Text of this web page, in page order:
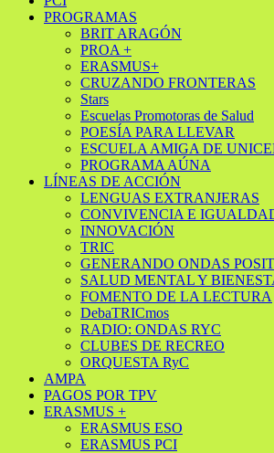
PROGRAMAS
BRIT ARAGÓN
PROA +
ERASMUS+
CRUZANDO FRONTERAS
Stars
Escuelas Promotoras de Salud
POESÍA PARA LLEVAR
ESCUELA AMIGA DE
PROGRAMA AÚNA
LÍNEAS DE ACCIÓN
LENGUAS EXTRANJERAS
CONVIVENCIA E
INNOVACIÓN
TRIC
GENERANDO ONDAS
SALUD MENTAL Y
FOMENTO DE LA LECTURA
DebaTRICmos
RADIO: ONDAS RYC
CLUBES DE RECREO
ORQUESTA RyC
AMPA
PAGOS POR TPV
ERASMUS +
ERASMUS ESO
ERASMUS PCI